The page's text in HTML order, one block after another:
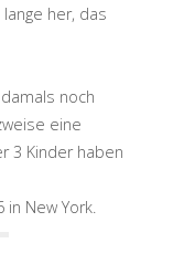
her, das
noch
eine
3 Kinder haben
New York.